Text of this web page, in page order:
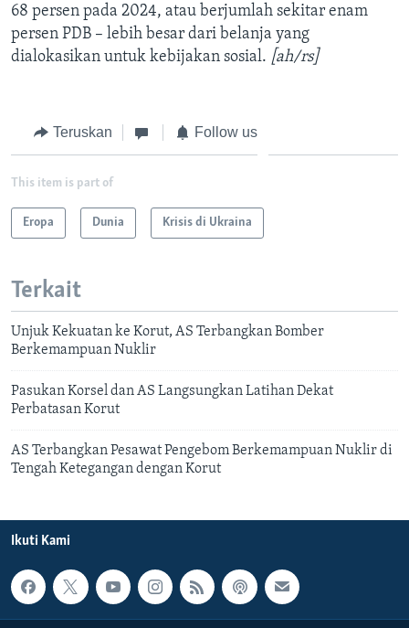
68 persen pada 2024, atau berjumlah sekitar enam
persen PDB – lebih besar dari belanja yang
dialokasikan untuk kebijakan sosial. [ah/rs]
Teruskan Follow us
This item is part of
Eropa Dunia Krisis di Ukraina
Terkait
Unjuk Kekuatan ke Korut, AS Terbangkan Bomber
Berkemampuan Nuklir
Pasukan Korsel dan AS Langsungkan Latihan Dekat
Perbatasan Korut
AS Terbangkan Pesawat Pengebom Berkemampuan Nuklir di
Tengah Ketegangan dengan Korut
Ikuti Kami